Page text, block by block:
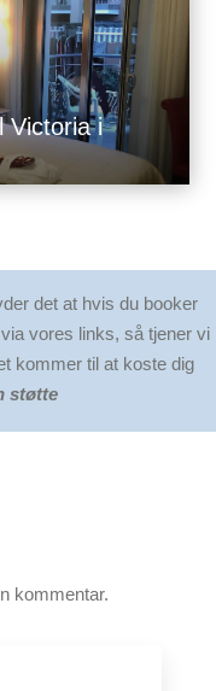
Victoria i
det at hvis du booker
vores links, så tjener vi
kommer til at koste dig
støtte
kommentar.